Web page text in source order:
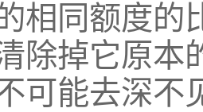
相同额度的
除掉它原本
可能去深不